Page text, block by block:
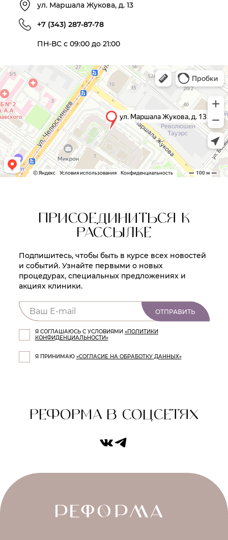
ул. Маршала Жукова, д. 13
+7 (343) 287-87-78
ПН-ВС с 09:00 до 21:00
ПРИСОЕДИНИТЬСЯ К
РАССЫЛКЕ
Подпишитесь, чтобы быть в курсе всех новостей
и событий. Узнайте первыми о новых
процедурах, специальных предложениях и
акциях клиники.
ОТПРАВИТЬ
Я СОГЛАШАЮСЬ С УСЛОВИЯМИ «ПОЛИТИКИ
КОНФИДЕНЦИАЛЬНОСТИ»
Я ПРИНИМАЮ «СОГЛАСИЕ НА ОБРАБОТКУ ДАННЫХ»
РЕФОРМА В СОЦСЕТЯХ